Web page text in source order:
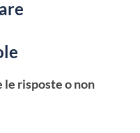
le risposte o non